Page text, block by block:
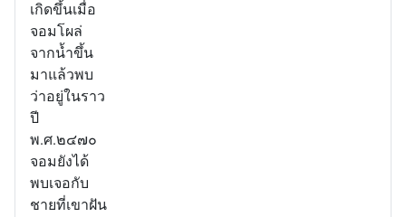
เกิดขึ้นเมื่อ
จอมโผล่
จากน้ำขึ้น
มาแล้วพบ
ว่าอยู่ในราว
ปี
พ.ศ.๒๔๗๐
จอมยังได้
พบเจอกับ
ชายที่เขาฝัน